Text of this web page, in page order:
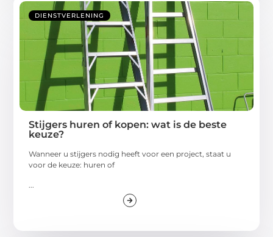
DIENSTVERLENING
Stijgers huren of kopen: wat is de beste
keuze?
Wanneer u stijgers nodig heeft voor een project, staat u
voor de keuze: huren of